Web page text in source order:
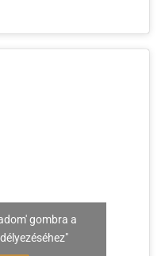
gombra a